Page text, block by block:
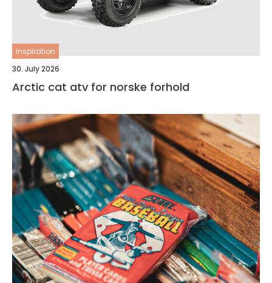
inspiration
30. July 2026
Arctic cat atv for norske forhold